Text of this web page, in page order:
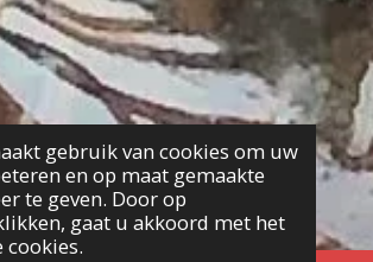
gebruik van cookies om uw
en op maat gemaakte
te geven. Door op
gaat u akkoord met het
cookies.